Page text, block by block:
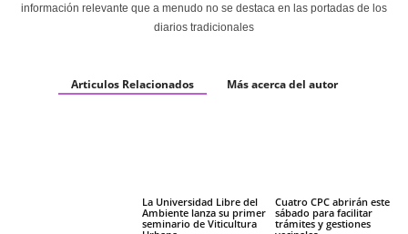
información relevante que a menudo no se destaca en las portadas de los
diarios tradicionales
Articulos Relacionados Más acerca del autor
La Universidad Libre del
Ambiente lanza su primer
seminario de Viticultura
Cuatro CPC abrirán este
sábado para facilitar
trámites y gestiones